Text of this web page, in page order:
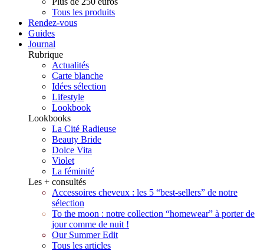
Tous les produits
Rendez-vous
Guides
Journal
Rubrique
Actualités
Carte blanche
Idées sélection
Lifestyle
Lookbook
Lookbooks
La Cité Radieuse
Beauty Bride
Dolce Vita
Violet
La féminité
Les + consultés
Accessoires cheveux : les 5 “best-sellers” de notre
sélection
To the moon : notre collection “homewear” à porter de
jour comme de nuit !
Our Summer Edit
Tous les articles